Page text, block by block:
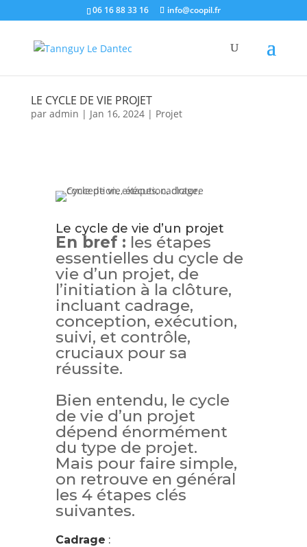
06 16 88 33 16 info@coopil.fr
LE CYCLE DE VIE PROJET
par admin | Jan 16, 2024| Projet
Le cycle de vie d’un projet
En bref : les étapes
essentielles du cycle de
vie d’un projet, de
l’initiation à la clôture,
incluant cadrage,
conception, exécution,
suivi, et contrôle,
cruciaux pour sa
réussite.
Bien entendu, le cycle
de vie d’un projet
dépend énormément
du type de projet.
Mais pour faire simple,
on retrouve en général
les 4 étapes clés
suivantes.
Cadrage :